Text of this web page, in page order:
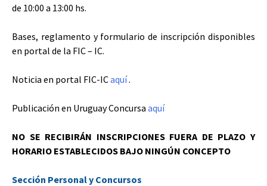
de 10:00 a 13:00 hs.
Bases, reglamento y formulario de inscripción disponibles
en portal de la FIC – IC.
Noticia en portal FIC-ICaquí.
Publicación en Uruguay Concursa aquí
NO SE RECIBIRÁN INSCRIPCIONES FUERA DE PLAZO Y
HORARIO ESTABLECIDOS BAJO NINGÚN CONCEPTO
Sección Personal y Concursos